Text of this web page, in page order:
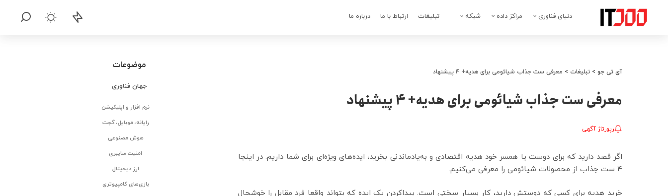
دنیای فناوری مراکز داده شبکه تبلیغات ارتباط با ما درباره ما
آی تی جو > تبلیغات > معرفی ست جذاب شیائومی برای هدیه+ 4 پیشنهاد
معرفی ست جذاب شیائومی برای هدیه+ 4 پیشنهاد
رپورتاژ آگهی
اگر قصد دارید که برای دوست یا همسر خود هدیه اقتصادی و به‌یادماندنی بخرید، ایده‌های ویژه‌ای برای شما داریم. در اینجا
4 ست جذاب از محصولات شیائومی را معرفی می‌کنیم.
خرید هدیه برای کسی که دوستش دارید، کار بسیار سختی است. پیداکردن یک ایده که بتواند واقعا فرد مقابل را خوشحال
موضوعات
جهان فناوری
نرم افزار و اپلیکیشن
رایانه، موبایل، گجت
هوش مصنوعی
امنیت سایبری
ارز دیجیتال
بازی‌های کامپیوتری